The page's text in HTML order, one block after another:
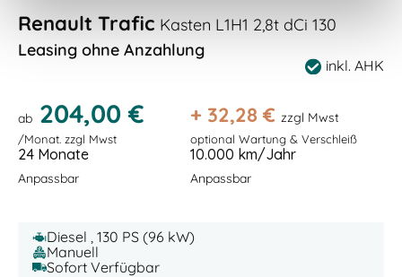
Renault Trafic Kasten L1H1 2,8t dCi 130
Leasing ohne Anzahlung
inkl. AHK
ab 204,00 €
/Monat. zzgl Mwst
+ 32,28 € zzgl Mwst
optional Wartung & Verschleiß
24 Monate
Anpassbar
10.000 km/Jahr
Anpassbar
Diesel , 130 PS (96 kW)
Manuell
Sofort Verfügbar